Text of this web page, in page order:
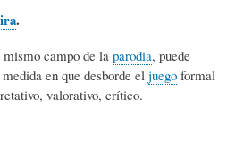
.
mismo campo de la parodia, puede
en que desborde el juego formal
valorativo, crítico.